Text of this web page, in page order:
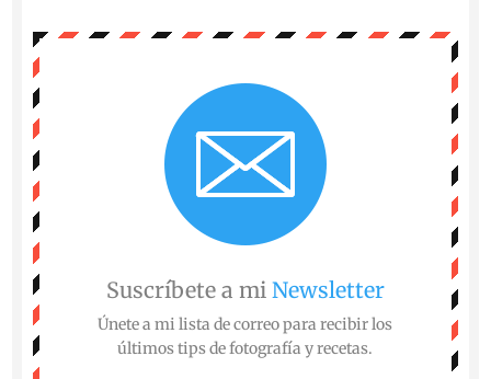
Suscríbete a mi Newsletter
Únete a mi lista de correo para recibir los
últimos tips de fotografía y recetas.